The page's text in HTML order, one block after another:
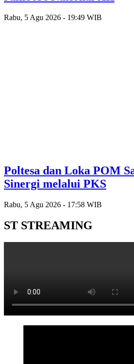
Rabu, 5 Agu 2026 - 19:49 WIB
Poltesa dan Loka POM
Sinergi melalui PKS
Rabu, 5 Agu 2026 - 17:58 WIB
ST STREAMING